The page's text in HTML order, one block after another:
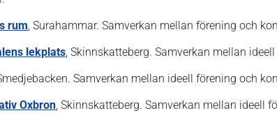
rum, Surahammar. Samverkan mellan förening och
lekplats, Skinnskatteberg. Samverkan mellan
Samverkan mellan ideell förening och
Oxbron, Skinnskatteberg. Samverkan mellan ideell